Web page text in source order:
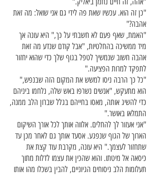
"כן זה הוא. עכשיו שאת פה לידי גם אני שואל: מה זאת
אהבה?"
"האמת, שאף פעם לא חשבתי על כך," היא עונה אך
מיד ממשיכה בהחלטיות, "אבל קודם שנדע מה זאת
אהבה חשוב שנמשיך לטפל בגוף שלך כדי שהוא יחזור
לתפקד למרות הפציעה."
"כל כך הרבה ניסו למשש את המקום הזה שבנפש,"
הוא מתעקש, "אנשים נשרפו באש שלה, נלחמו ביניהם
כדי להשיג אותה, מאסו בחייהם בגלל שברון הלב ממנה,
התמלאו באושר."
"אני אעזור לך להחלים. אלווה אותך לכל אורך השיקום
הארוך של הגוף שנפגע. אסעד אותך גם לאחר מכן עד
שתחזור לעצמך." היא עונה, מקרבת עוד קצת את
כיסאה אל מיטתו. והוא שהכין את עצמו לדלות מתוך
תעלומות הלב ניסוחים הגיוניים, להבין בשכלו מהו אותו